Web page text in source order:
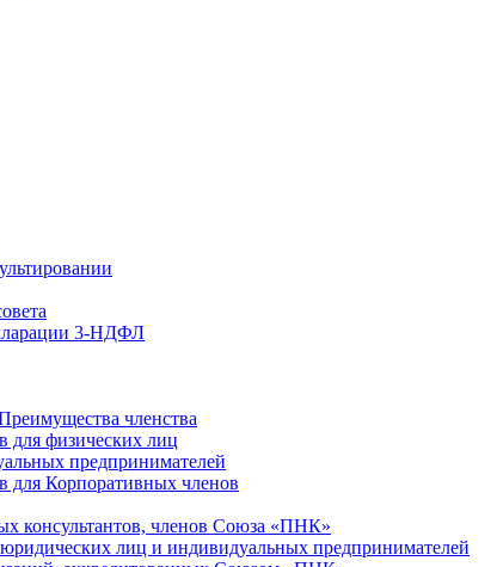
3-НДФЛ
членства
для физических лиц
предпринимателей
для Корпоративных членов
консультантов, членов Союза «ПНК»
лиц и индивидуальных предпринимателей